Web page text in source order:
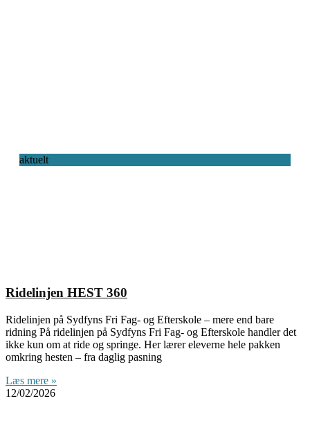
aktuelt
Ridelinjen HEST 360
Ridelinjen på Sydfyns Fri Fag- og Efterskole – mere end bare
ridning På ridelinjen på Sydfyns Fri Fag- og Efterskole handler det
ikke kun om at ride og springe. Her lærer eleverne hele pakken
omkring hesten – fra daglig pasning
Læs mere »
12/02/2026